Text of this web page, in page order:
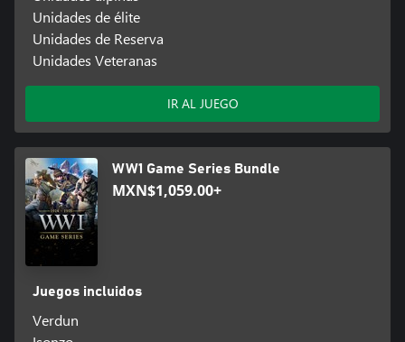
Unidades de élite
Unidades de Reserva
Unidades Veteranas
IR AL JUEGO
WW1 Game Series Bundle
MXN$1,059.00+
Juegos incluidos
Verdun